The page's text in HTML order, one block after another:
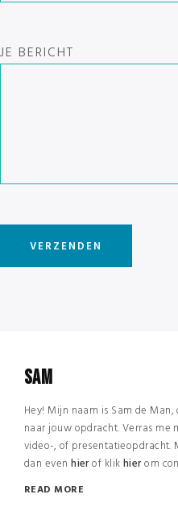
JE BERICHT
SAM
Hey! Mijn naam is Sam de
naar jouw opdracht. Verras me
video-, of presentatieopdracht.
dan evenhierof klikhierom
READ MORE